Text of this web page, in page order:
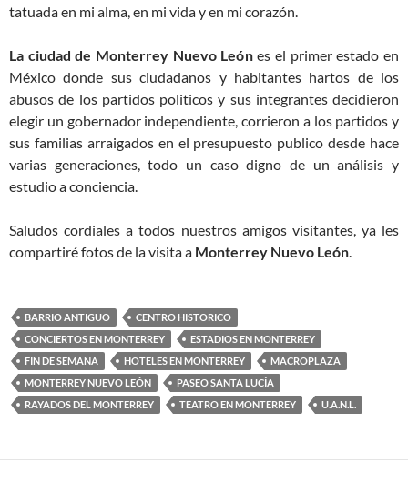
tatuada en mi alma, en mi vida y en mi corazón.
La ciudad de Monterrey Nuevo Leónes el primer estado en
México donde sus ciudadanos y habitantes hartos de los
abusos de los partidos politicos y sus integrantes decidieron
elegir un gobernador independiente, corrieron a los partidos y
sus familias arraigados en el presupuesto publico desde hace
varias generaciones, todo un caso digno de un análisis y
estudio a conciencia.
Saludos cordiales a todos nuestros amigos visitantes, ya les
compartiré fotos de la visita a Monterrey Nuevo León.
BARRIO ANTIGUO
CENTRO HISTORICO
CONCIERTOS EN MONTERREY
ESTADIOS EN MONTERREY
FIN DE SEMANA
HOTELES EN MONTERREY
MACROPLAZA
MONTERREY NUEVO LEÓN
PASEO SANTA LUCÍA
RAYADOS DEL MONTERREY
TEATRO EN MONTERREY U.A.N.L.